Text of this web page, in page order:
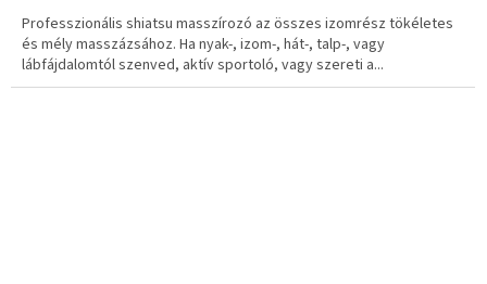
Professzionális shiatsu masszírozó az összes izomrész tökéletes
és mély masszázsához. Ha nyak-, izom-, hát-, talp-, vagy
lábfájdalomtól szenved, aktív sportoló, vagy szereti a...